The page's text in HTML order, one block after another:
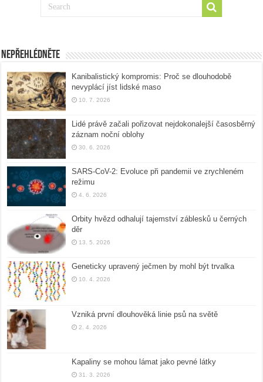
Nepřehlédněte
Kanibalistický kompromis: Proč se dlouhodobě
nevyplácí jíst lidské maso
10. 7. 2026
Lidé právě začali pořizovat nejdokonalejší časosběrný
záznam noční oblohy
30. 6. 2026
SARS-CoV-2: Evoluce při pandemii ve zrychleném
režimu
4. 6. 2026
Orbity hvězd odhalují tajemství záblesků u černých
děr
13. 5. 2026
Geneticky upravený ječmen by mohl být trvalka
10. 4. 2026
Vzniká první dlouhověká linie psů na světě
2. 4. 2026
Kapaliny se mohou lámat jako pevné látky
31. 3. 2026